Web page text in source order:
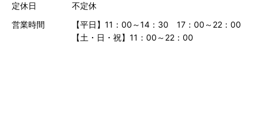
定休日
不定休
営業時間
【平日】11：00～14：30 17：00～22：00
【土・日・祝】11：00～22：00